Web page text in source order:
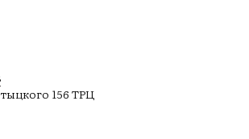
156 ТРЦ